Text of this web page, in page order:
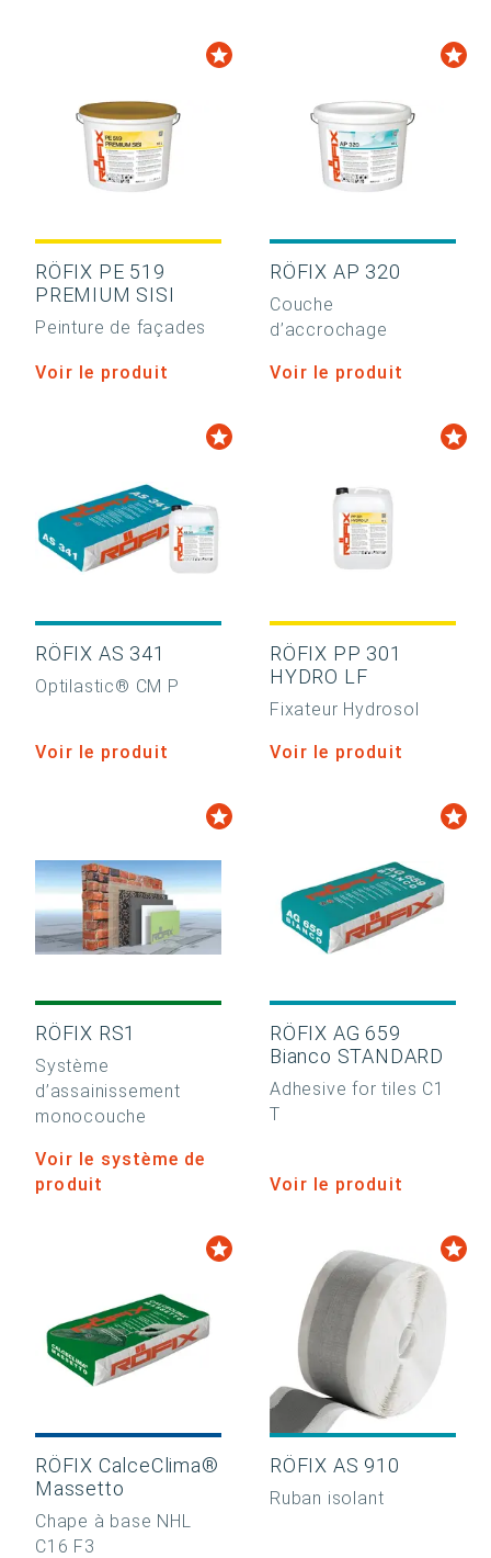
RÖFIX PE 519
PREMIUM SISI
Peinture de façades
Voir le produit
RÖFIX AP 320
Couche
d’accrochage
Voir le produit
RÖFIX AS 341
Optilastic® CM P
Voir le produit
RÖFIX PP 301
HYDRO LF
Fixateur Hydrosol
Voir le produit
RÖFIX RS1
Système
d’assainissement
monocouche
Voir le système de
produit
RÖFIX AG 659
Bianco STANDARD
Adhesive for tiles C1
T
Voir le produit
RÖFIX CalceClima®
Massetto
Chape à base NHL
C16 F3
RÖFIX AS 910
Ruban isolant